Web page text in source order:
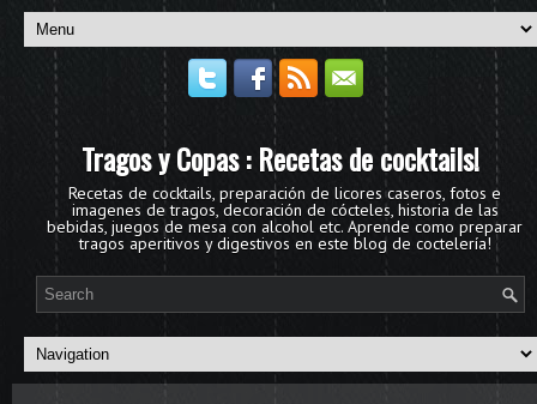
Tragos y Copas : Recetas de cocktails!
Recetas de cocktails, preparación de licores caseros, fotos e
imagenes de tragos, decoración de cócteles, historia de las
bebidas, juegos de mesa con alcohol etc. Aprende como preparar
tragos aperitivos y digestivos en este blog de coctelería!